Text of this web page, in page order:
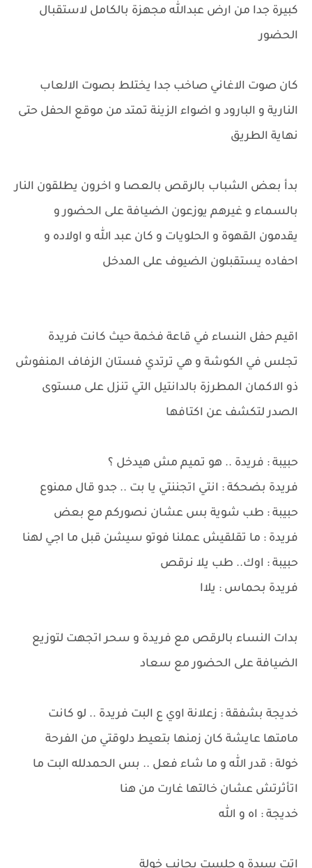
كبيرة جدا من ارض عبدالله مجهزة بالكامل لاستقبال
الحضور
كان صوت الاغاني صاخب جدا يختلط بصوت الالعاب
النارية و البارود و اضواء الزينة تمتد من موقع الحفل حتى
نهاية الطريق
بدأ بعض الشباب بالرقص بالعصا و اخرون يطلقون النار
بالسماء و غيرهم يوزعون الضيافة على الحضور و
يقدمون القهوة و الحلويات و كان عبد الله و اولاده و
احفاده يستقبلون الضيوف على المدخل
اقيم حفل النساء في قاعة فخمة حيث كانت فريدة
تجلس في الكوشة و هي ترتدي فستان الزفاف المنفوش
ذو الاكمان المطرزة بالدانتيل التي تنزل على مستوى
الصدر لتكشف عن اكتافها
حبيبة : فريدة .. هو تميم مش هيدخل ؟
فريدة بضحكة : انتي اتجننتي يا بت .. جدو قال ممنوع
حبيبة : طب شوية بس عشان نصوركم مع بعض
فريدة : ما تقلقيش عملنا فوتو سيشن قبل ما اجي لهنا
حبيبة : اوك.. طب يلا نرقص
فريدة بحماس : يلاا
بدات النساء بالرقص مع فريدة و سحر اتجهت لتوزيع
الضيافة على الحضور مع سعاد
خديجة بشفقة : زعلانة اوي ع البت فريدة .. لو كانت
مامتها عايشة كان زمنها بتعيط دلوقتي من الفرحة
خولة : قدر الله و ما شاء فعل .. بس الحمدلله البت ما
اتأثرتش عشان خالتها غارت من هنا
خديجة : اه و الله
اتت سيدة و جلست بجانب خولة